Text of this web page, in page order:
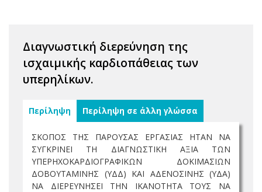
Διαγνωστική διερεύνηση της
ισχαιμικής καρδιοπάθειας των
υπερηλίκων.
Περίληψη Περίληψη σε άλλη γλώσσα
ΣΚΟΠΟΣ ΤΗΣ ΠΑΡΟΥΣΑΣ ΕΡΓΑΣΙΑΣ ΗΤΑΝ ΝΑ
ΣΥΓΚΡΙΝΕΙ ΤΗ ΔΙΑΓΝΩΣΤΙΚΗ ΑΞΙΑ ΤΩΝ
ΥΠΕΡΗΧΟΚΑΡΔΙΟΓΡΑΦΙΚΩΝ ΔΟΚΙΜΑΣΙΩΝ
ΔΟΒΟΥΤΑΜΙΝΗΣ (ΥΔΔ) ΚΑΙ ΑΔΕΝΟΣΙΝΗΣ (ΥΔΑ)
ΝΑ ΔΙΕΡΕΥΝΗΣΕΙ ΤΗΝ ΙΚΑΝΟΤΗΤΑ ΤΟΥΣ ΝΑ